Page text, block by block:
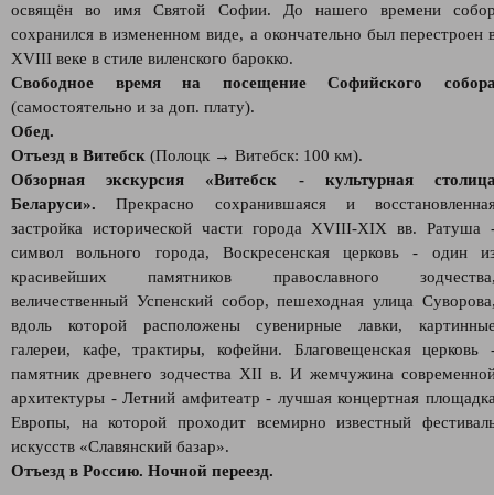
освящён во имя Святой Софии. До нашего времени
сохранился в измененном виде, а окончательно был перестроен
XVIII веке в стиле виленского барокко.
Свободное время на посещение Софийского
(самостоятельно и за доп. плату).
Обед.
Отъезд в Витебск (Полоцк → Витебск: 100 км).
Обзорная экскурсия «Витебск - культурная
Беларуси». Прекрасно сохранившаяся и
застройка исторической части города XVIII-XIX вв. Ратуша
символ вольного города, Воскресенская церковь - один
красивейших памятников православного
величественный Успенский собор, пешеходная улица
вдоль которой расположены сувенирные лавки,
галереи, кафе, трактиры, кофейни. Благовещенская церковь
памятник древнего зодчества XII в. И жемчужина
архитектуры - Летний амфитеатр - лучшая концертная
Европы, на которой проходит всемирно известный
искусств «Славянский базар».
Отъезд в Россию. Ночной переезд.